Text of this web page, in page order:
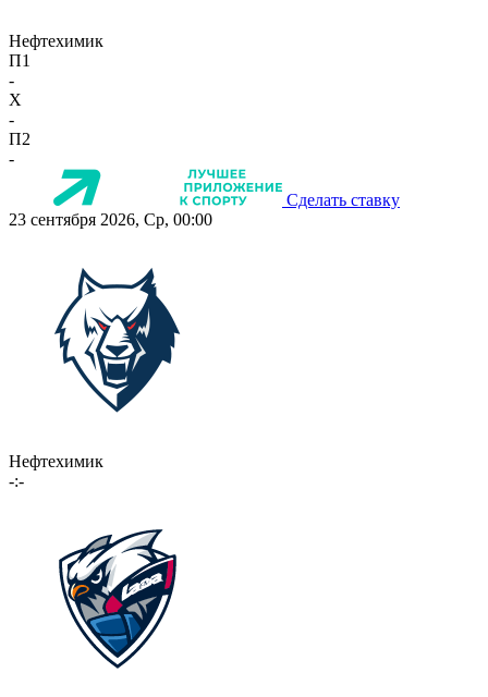
Нефтехимик
П1
-
X
-
П2
-
Сделать ставку
23 сентября 2026, Ср, 00:00
Нефтехимик
-:-